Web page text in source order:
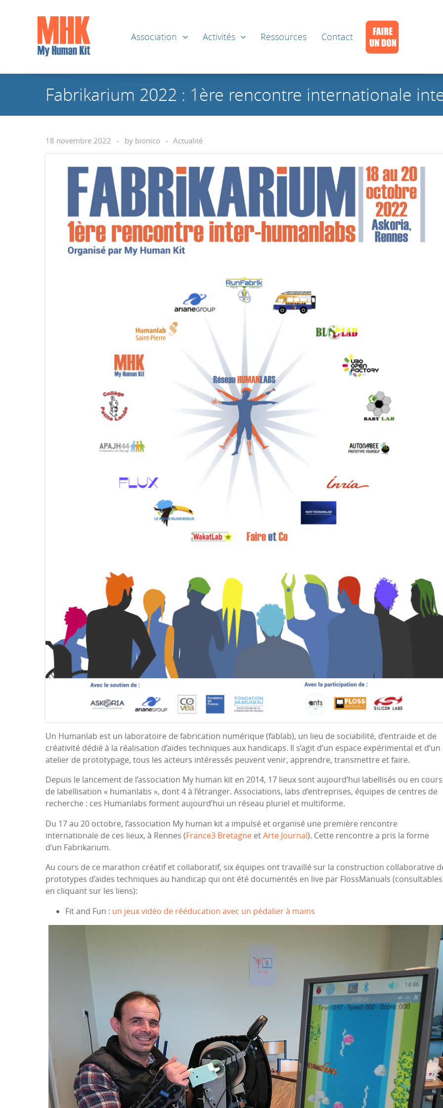
Association Activités Ressources Contact
Fabrikarium 2022 : 1ère rencontre internationale
18 novembre 2022 by bionico Actualité
Un Humanlab est un laboratoire de fabrication numérique (fablab), un lieu de sociabilité, d’entraide et de
créativité dédié à la réalisation d’aides techniques aux handicaps. Il s’agit d’un espace expérimental et d’un
atelier de prototypage, tous les acteurs intéressés peuvent venir, apprendre, transmettre et faire.
Depuis le lancement de l’association My human kit en 2014, 17 lieux sont aujourd’hui labellisés ou en cours
de labellisation « humanlabs », dont 4 à l’étranger. Associations, labs d’entreprises, équipes de centres de
recherche : ces Humanlabs forment aujourd’hui un réseau pluriel et multiforme.
Du 17 au 20 octobre, l’association My human kit a impulsé et organisé une première rencontre
internationale de ces lieux, à Rennes (France3 Bretagne etArte Journal). Cette rencontre a pris la forme
d’un Fabrikarium.
Au cours de ce marathon créatif et collaboratif, six équipes ont travaillé sur la construction collaborative
prototypes d’aides techniques au handicap qui ont été documentés en live par FlossManuals (consultables
en cliquant sur les liens):
Fit and Fun : un jeux vidéo de rééducation avec un pédalier à mains